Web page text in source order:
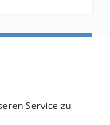
Service zu